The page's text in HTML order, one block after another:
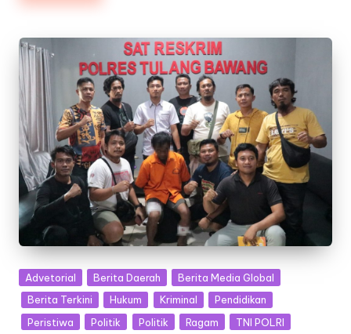
Posted
in
Advetorial Berita Daerah
Berita Media Global
Berita Terkini
Hukum Kriminal
Pendidikan
Peristiwa
Politik Politik Ragam
TNI POLRI